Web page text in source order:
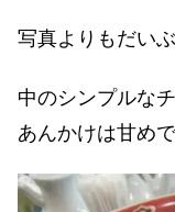
写真よりもだい
中のシンプルな
あんかけは甘め